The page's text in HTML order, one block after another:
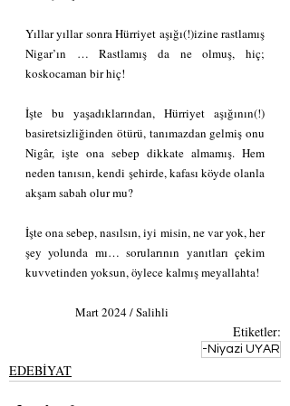
Yıllar yıllar sonra Hürriyet aşığı(!)izine rastlamış
Nigar’ın … Rastlamış da ne olmuş, hiç;
koskocaman bir hiç!
İşte bu yaşadıklarından, Hürriyet aşığının(!)
basiretsizliğinden ötürü, tanımazdan gelmiş onu
Nigâr, işte ona sebep dikkate almamış. Hem
neden tanısın, kendi şehirde, kafası köyde olanla
akşam sabah olur mu?
İşte ona sebep, nasılsın, iyi misin, ne var yok, her
şey yolunda mı… sorularının yanıtları çekim
kuvvetinden yoksun, öylece kalmış meyallahta!
Mart 2024 / Salihli
Etiketler:
-Niyazi UYAR
EDEBİYAT